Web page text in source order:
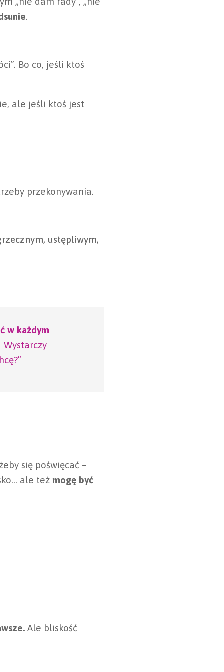
.
Bo co, jeśli ktoś
ale jeśli ktoś jest
przekonywania.
ustępliwym,
w każdym
się poświęcać –
ale też mogę być
Ale bliskość